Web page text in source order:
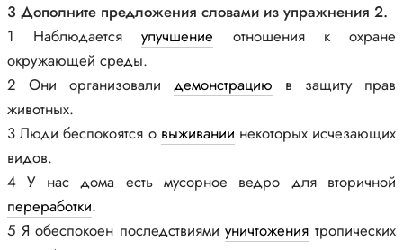
3 Дополните предложения словами из упражнения 2.
1 Наблюдаетсяулучшение отношения к охране
окружающей среды.
2 Они организовали демонстрацию в защиту прав
животных.
3 Люди беспокоятся о выживании некоторых исчезающих
видов.
4 У нас дома есть мусорное ведро для вторичной
переработки.
5 Я обеспокоен последствиямиуничтожения тропических